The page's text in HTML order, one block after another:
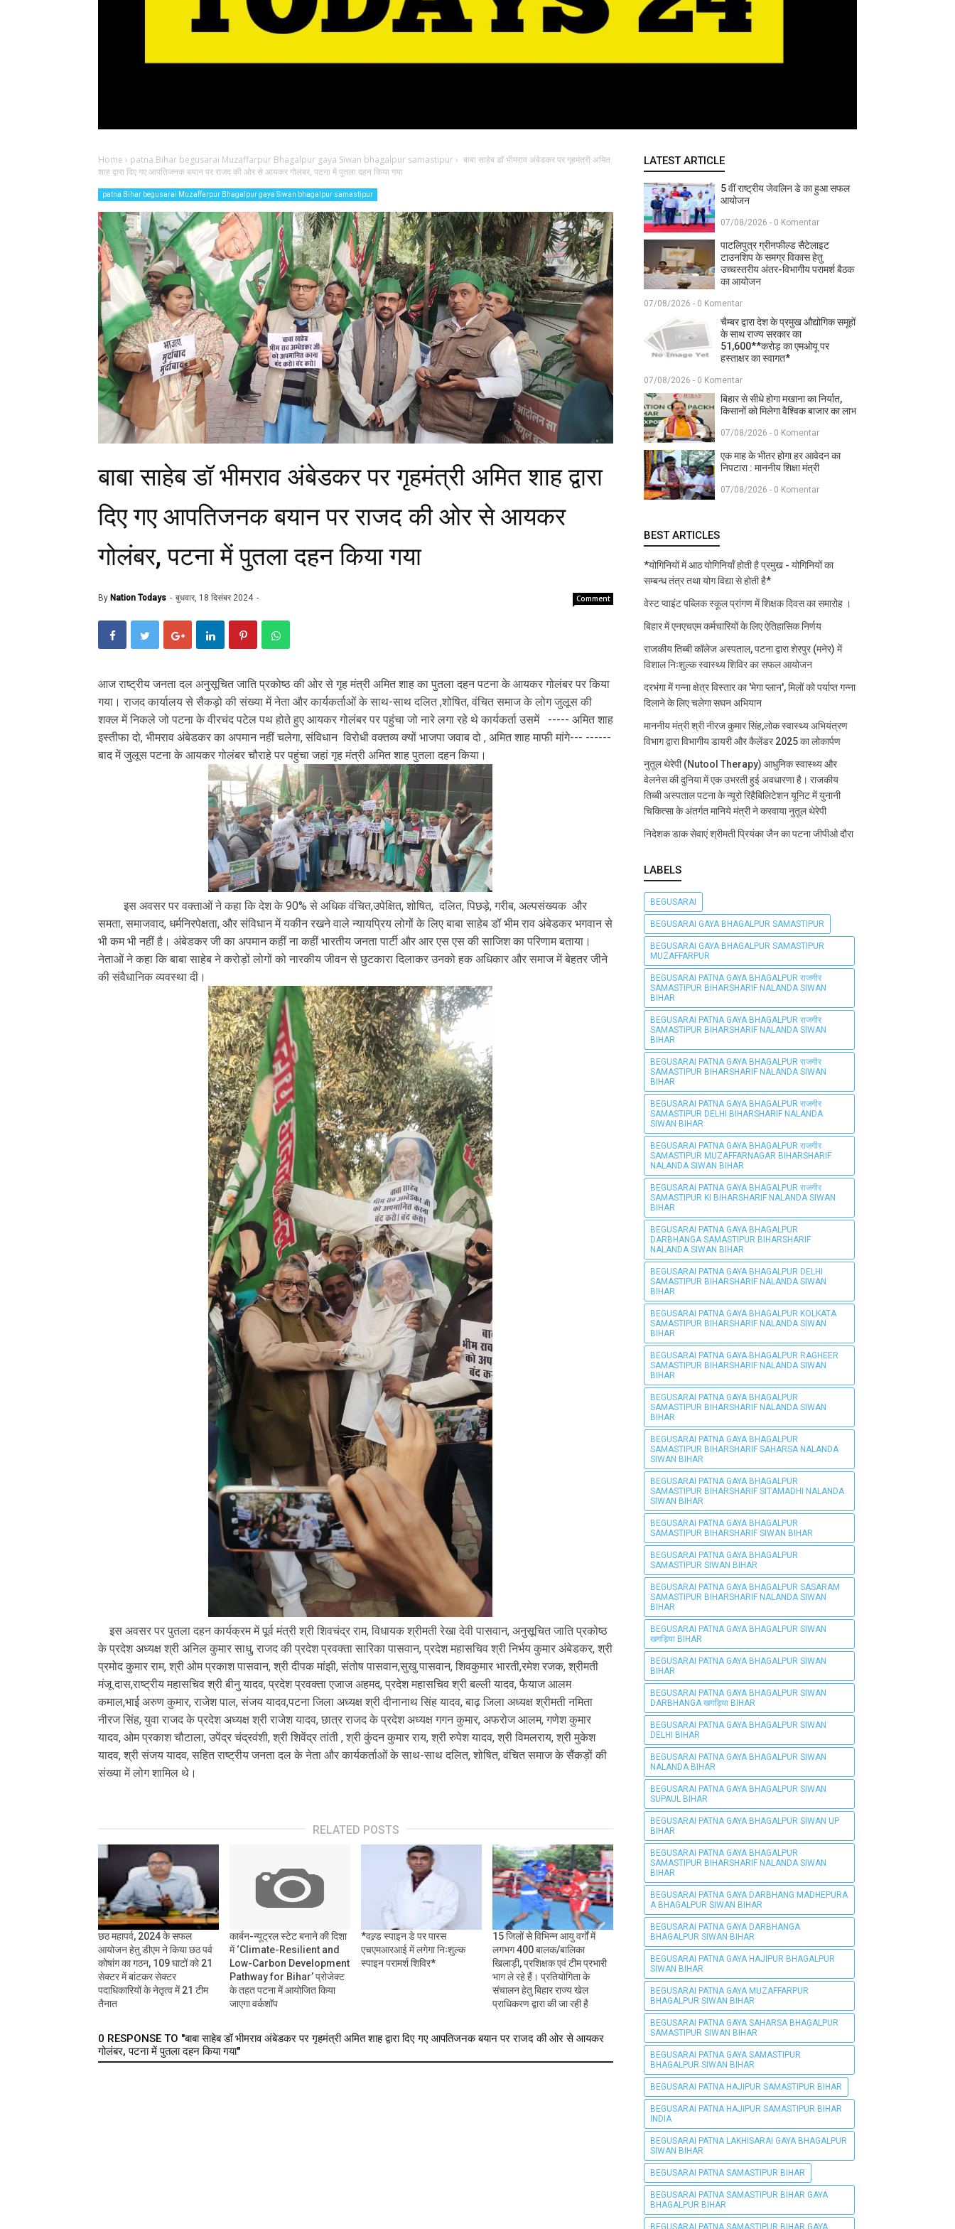
Home › patna Bihar begusarai Muzaffarpur Bhagalpur gaya Siwan bhagalpur samastipur› बाबा साहेब डॉ भीमराव अंबेडकर पर गृहमंत्री अमित
शाह द्वारा दिए गए आपतिजनक बयान पर राजद की ओर से आयकर गोलंबर, पटना में पुतला दहन किया गया
patna Bihar begusarai Muzaffarpur Bhagalpur gaya Siwan bhagalpur samastipur
बाबा साहेब डॉ भीमराव अंबेडकर पर गृहमंत्री अमित शाह द्वारा
दिए गए आपतिजनक बयान पर राजद की ओर से आयकर
गोलंबर, पटना में पुतला दहन किया गया
By Nation Todays बुधवार, 18 दिसंबर 2024 Comment
आज राष्ट्रीय जनता दल अनुसूचित जाति प्रकोष्ठ की ओर से गृह मंत्री अमित शाह का पुतला दहन पटना के आयकर गोलंबर पर किया
गया। राजद कार्यालय से सैकड़ो की संख्या में नेता और कार्यकर्ताओं के साथ-साथ दलित ,शोषित, वंचित समाज के लोग जुलूस की
शक्ल में निकले जो पटना के वीरचंद पटेल पथ होते हुए आयकर गोलंबर पर पहुंचा जो नारे लगा रहे थे कार्यकर्ता उसमें ----- अमित शाह
इस्तीफा दो, भीमराव अंबेडकर का अपमान नहीं चलेगा, संविधान विरोधी वक्तव्य क्यों भाजपा जवाब दो , अमित शाह माफी मांगे--- ------
बाद में जुलूस पटना के आयकर गोलंबर चौराहे पर पहुंचा जहां गृह मंत्री अमित शाह पुतला दहन किया।
इस अवसर पर वक्ताओं ने कहा कि देश के 90% से अधिक वंचित,उपेक्षित, शोषित, दलित, पिछड़े, गरीब, अल्पसंख्यक और
समता, समाजवाद, धर्मनिरपेक्षता, और संविधान में यकीन रखने वाले न्यायप्रिय लोगों के लिए बाबा साहेब डॉ भीम राव अंबेडकर भगवान से
भी कम भी नहीं है। अंबेडकर जी का अपमान कहीं ना कहीं भारतीय जनता पार्टी और आर एस एस की साजिश का परिणाम बताया।
नेताओं ने कहा कि बाबा साहेब ने करोड़ों लोगों को नारकीय जीवन से छुटकारा दिलाकर उनको हक अधिकार और समाज में बेहतर जीने
की संवैधानिक व्यवस्था दी।
इस अवसर पर पुतला दहन कार्यक्रम में पूर्व मंत्री श्री शिवचंद्र राम, विधायक श्रीमती रेखा देवी पासवान, अनुसूचित जाति प्रकोष्ठ
के प्रदेश अध्यक्ष श्री अनिल कुमार साधु, राजद की प्रदेश प्रवक्ता सारिका पासवान, प्रदेश महासचिव श्री निर्भय कुमार अंबेडकर, श्री
प्रमोद कुमार राम, श्री ओम प्रकाश पासवान, श्री दीपक मांझी, संतोष पासवान,सुखु पासवान, शिवकुमार भारती,रमेश रजक, श्रीमती
मंजू दास,राष्ट्रीय महासचिव श्री बीनु यादव, प्रदेश प्रवक्ता एजाज अहमद, प्रदेश महासचिव श्री बल्ली यादव, फैयाज आलम
कमाल,भाई अरुण कुमार, राजेश पाल, संजय यादव,पटना जिला अध्यक्ष श्री दीनानाथ सिंह यादव, बाढ़ जिला अध्यक्ष श्रीमती नमिता
नीरज सिंह, युवा राजद के प्रदेश अध्यक्ष श्री राजेश यादव, छात्र राजद के प्रदेश अध्यक्ष गगन कुमार, अफरोज आलम, गणेश कुमार
यादव, ओम प्रकाश चौटाला, उपेंद्र चंद्रवंशी, श्री शिवेंद्र तांती , श्री कुंदन कुमार राय, श्री रुपेश यादव, श्री विमलराय, श्री मुकेश
यादव, श्री संजय यादव, सहित राष्ट्रीय जनता दल के नेता और कार्यकर्ताओं के साथ-साथ दलित, शोषित, वंचित समाज के सैंकड़ों की
संख्या में लोग शामिल थे।
RELATED POSTS
छठ महापर्व, 2024 के सफल
आयोजन हेतु डीएम ने किया छठ पर्व
कोषांग का गठन, 109 घाटों को 21
सेक्टर में बांटकर सेक्टर
पदाधिकारियों के नेतृत्व में 21 टीम
तैनात
कार्बन-न्यूट्रल स्टेट बनाने की दिशा
में ‘Climate-Resilient and
Low-Carbon Development
Pathway for Bihar’ प्रोजेक्ट
के तहत पटना में आयोजित किया
जाएगा वर्कशॉप
*वल्र्ड स्पाइन डे पर पारस
एचएमआरआई में लगेगा निःशुल्क
स्पाइन परामर्श शिविर*
15 जिलों सेे विभिन्न आयु वर्गों में
लगभग 400 बालक/बालिका
खिलाड़ी, प्रशिक्षक एवं टीम प्रभारी
भाग ले रहे हैं। प्रतियोगिता के
संचालन हेतु बिहार राज्य खेल
प्राधिकरण द्वारा की जा रही है
0 RESPONSE TO "बाबा साहेब डॉ भीमराव अंबेडकर पर गृहमंत्री अमित शाह द्वारा दिए गए आपतिजनक बयान पर राजद की ओर से आयकर
गोलंबर, पटना में पुतला दहन किया गया"
LATEST ARTICLE
5 वीं राष्ट्रीय जेवलिन डे का हुआ सफल
आयोजन
07/08/2026 - 0 Komentar
पाटलिपुत्र ग्रीनफील्ड सैटेलाइट
टाउनशिप के समग्र विकास हेतु
उच्चस्तरीय अंतर-विभागीय परामर्श बैठक
का आयोजन
07/08/2026 - 0 Komentar
चैम्बर द्वारा देश के प्रमुख औद्योगिक समूहों
के साथ राज्य सरकार का
51,600**करोड़ का एमओयू पर
हस्ताक्षर का स्वागत*
07/08/2026 - 0 Komentar
बिहार से सीधे होगा मखाना का निर्यात,
किसानों को मिलेगा वैश्विक बाजार का लाभ
07/08/2026 - 0 Komentar
एक माह के भीतर होगा हर आवेदन का
निपटारा : माननीय शिक्षा मंत्री
07/08/2026 - 0 Komentar
BEST ARTICLES
*योगिनियों में आठ योगिनियाँ होती है प्रमुख - योगिनियों का
सम्बन्ध तंत्र तथा योग विद्या से होती है*
वेस्ट प्वाइंट पब्लिक स्कूल प्रांगण में शिक्षक दिवस का समारोह ।
बिहार में एनएचएम कर्मचारियों के लिए ऐतिहासिक निर्णय
राजकीय तिब्बी कॉलेज अस्पताल, पटना द्वारा शेरपुर (मनेर) में
विशाल निःशुल्क स्वास्थ्य शिविर का सफल आयोजन
दरभंगा में गन्ना क्षेत्र विस्तार का 'मेगा प्लान', मिलों को पर्याप्त गन्ना
दिलाने के लिए चलेगा सघन अभियान
माननीय मंत्री श्री नीरज कुमार सिंह,लोक स्वास्थ्य अभियंत्रण
विभाग द्वारा विभागीय डायरी और कैलेंडर 2025 का लोकार्पण
नुतूल थेरेपी (Nutool Therapy) आधुनिक स्वास्थ्य और
वेलनेस की दुनिया में एक उभरती हुई अवधारणा है। राजकीय
तिब्बी अस्पताल पटना के न्यूरो रिहैबिलिटेशन यूनिट में युनानी
चिकित्सा के अंतर्गत मानिये मंत्री ने करवाया नुतूल थेरेपी
निदेशक डाक सेवाएं श्रीमती प्रियंका जैन का पटना जीपीओ दौरा
LABELS
BEGUSARAI
BEGUSARAI GAYA BHAGALPUR SAMASTIPUR
BEGUSARAI GAYA BHAGALPUR SAMASTIPUR
MUZAFFARPUR
BEGUSARAI PATNA GAYA BHAGALPUR राजगीर
SAMASTIPUR BIHARSHARIF NALANDA SIWAN
BIHAR
BEGUSARAI PATNA GAYA BHAGALPUR राजगीर
SAMASTIPUR BIHARSHARIF NALANDA SIWAN
BIHAR
BEGUSARAI PATNA GAYA BHAGALPUR राजगीर
SAMASTIPUR BIHARSHARIF NALANDA SIWAN
BIHAR
BEGUSARAI PATNA GAYA BHAGALPUR राजगीर
SAMASTIPUR DELHI BIHARSHARIF NALANDA
SIWAN BIHAR
BEGUSARAI PATNA GAYA BHAGALPUR राजगीर
SAMASTIPUR MUZAFFARNAGAR BIHARSHARIF
NALANDA SIWAN BIHAR
BEGUSARAI PATNA GAYA BHAGALPUR राजगीर
SAMASTIPUR KI BIHARSHARIF NALANDA SIWAN
BIHAR
BEGUSARAI PATNA GAYA BHAGALPUR
DARBHANGA SAMASTIPUR BIHARSHARIF
NALANDA SIWAN BIHAR
BEGUSARAI PATNA GAYA BHAGALPUR DELHI
SAMASTIPUR BIHARSHARIF NALANDA SIWAN
BIHAR
BEGUSARAI PATNA GAYA BHAGALPUR KOLKATA
SAMASTIPUR BIHARSHARIF NALANDA SIWAN
BIHAR
BEGUSARAI PATNA GAYA BHAGALPUR RAGHEER
SAMASTIPUR BIHARSHARIF NALANDA SIWAN
BIHAR
BEGUSARAI PATNA GAYA BHAGALPUR
SAMASTIPUR BIHARSHARIF NALANDA SIWAN
BIHAR
BEGUSARAI PATNA GAYA BHAGALPUR
SAMASTIPUR BIHARSHARIF SAHARSA NALANDA
SIWAN BIHAR
BEGUSARAI PATNA GAYA BHAGALPUR
SAMASTIPUR BIHARSHARIF SITAMADHI NALANDA
SIWAN BIHAR
BEGUSARAI PATNA GAYA BHAGALPUR
SAMASTIPUR BIHARSHARIF SIWAN BIHAR
BEGUSARAI PATNA GAYA BHAGALPUR
SAMASTIPUR SIWAN BIHAR
BEGUSARAI PATNA GAYA BHAGALPUR SASARAM
SAMASTIPUR BIHARSHARIF NALANDA SIWAN
BIHAR
BEGUSARAI PATNA GAYA BHAGALPUR SIWAN
खगड़िया BIHAR
BEGUSARAI PATNA GAYA BHAGALPUR SIWAN
BIHAR
BEGUSARAI PATNA GAYA BHAGALPUR SIWAN
DARBHANGA खगड़िया BIHAR
BEGUSARAI PATNA GAYA BHAGALPUR SIWAN
DELHI BIHAR
BEGUSARAI PATNA GAYA BHAGALPUR SIWAN
NALANDA BIHAR
BEGUSARAI PATNA GAYA BHAGALPUR SIWAN
SUPAUL BIHAR
BEGUSARAI PATNA GAYA BHAGALPUR SIWAN UP
BIHAR
BEGUSARAI PATNA GAYA BHAGALPUR
SAMASTIPUR BIHARSHARIF NALANDA SIWAN
BIHAR
BEGUSARAI PATNA GAYA DARBHANG MADHEPURA
A BHAGALPUR SIWAN BIHAR
BEGUSARAI PATNA GAYA DARBHANGA
BHAGALPUR SIWAN BIHAR
BEGUSARAI PATNA GAYA HAJIPUR BHAGALPUR
SIWAN BIHAR
BEGUSARAI PATNA GAYA MUZAFFARPUR
BHAGALPUR SIWAN BIHAR
BEGUSARAI PATNA GAYA SAHARSA BHAGALPUR
SAMASTIPUR SIWAN BIHAR
BEGUSARAI PATNA GAYA SAMASTIPUR
BHAGALPUR SIWAN BIHAR
BEGUSARAI PATNA HAJIPUR SAMASTIPUR BIHAR
BEGUSARAI PATNA HAJIPUR SAMASTIPUR BIHAR
INDIA
BEGUSARAI PATNA LAKHISARAI GAYA BHAGALPUR
SIWAN BIHAR
BEGUSARAI PATNA SAMASTIPUR BIHAR
BEGUSARAI PATNA SAMASTIPUR BIHAR GAYA
BHAGALPUR BIHAR
BEGUSARAI PATNA SAMASTIPUR BIHAR GAYA